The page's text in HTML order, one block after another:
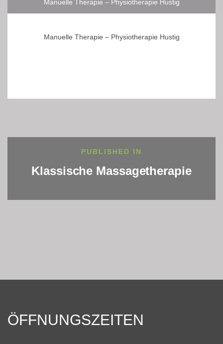
Manuelle Therapie – Physiotherapie Hustig
Manuelle Therapie – Physiotherapie Hustig
PUBLISHED IN
Klassische Massagetherapie
ÖFFNUNGSZEITEN